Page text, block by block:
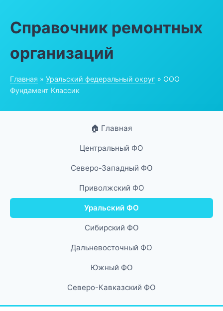
Справочник ремонтных
организаций
Главная » Уральский федеральный округ » ООО
Фундамент Классик
🏠 Главная
Центральный ФО
Северо-Западный ФО
Приволжский ФО
Уральский ФО
Сибирский ФО
Дальневосточный ФО
Южный ФО
Северо-Кавказский ФО